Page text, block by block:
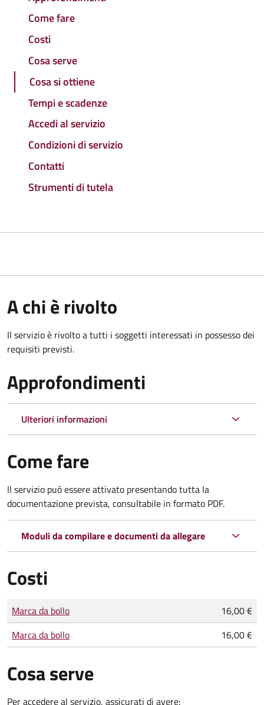
Come fare
Costi
Cosa serve
Cosa si ottiene
Tempi e scadenze
Accedi al servizio
Condizioni di servizio
Contatti
Strumenti di tutela
A chi è rivolto
Il servizio è rivolto a tutti i soggetti interessati in possesso dei
requisiti previsti.
Approfondimenti
Ulteriori informazioni
Come fare
Il servizio può essere attivato presentando tutta la
documentazione prevista, consultabile in formato PDF.
Moduli da compilare e documenti da allegare
Costi
Tipo di pagamento
Importo
Marca da bollo
16,00 €
Marca da bollo
16,00 €
Cosa serve
Per accedere al servizio, assicurati di avere: